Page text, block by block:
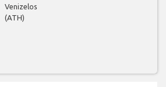
Venizelos
(ATH)